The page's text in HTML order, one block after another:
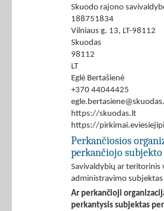
Skuodo rajono
188751834
Vilniaus g. 13, LT-98112
Skuodas
98112
LT
Eglė Bertašienė
+370 44044425
https://skuodas.lt
https://
Perkančiosios
perkančiojo subjekto
Savivaldybių ar teritorinis
administravimo subjektas
Ar perkančioji
perkantysis subjektas